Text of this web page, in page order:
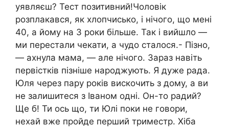
уявляєш? Тест позитивний!Чоловік
розплакався, як хлопчисько, і нічого, що мені
40, а йому на 3 роки більше. Так і вийшло —
ми перестали чекати, а чудо сталося.- Пізно,
— ахнула мама, — але нічого. Зараз навіть
первістків пізніше народжують. Я дуже рада.
Юля через пару років вискочить з дому, а ви
не залишитеся з Іваном одні. Он-то радий?
Ще б! Ти ось що, ти Юлі поки не говори,
нехай вже пройде перший триместр. Хіба